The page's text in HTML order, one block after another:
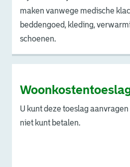
maken vanwege medische
beddengoed, kleding,
schoenen.
U kunt deze toeslag
niet kunt betalen.